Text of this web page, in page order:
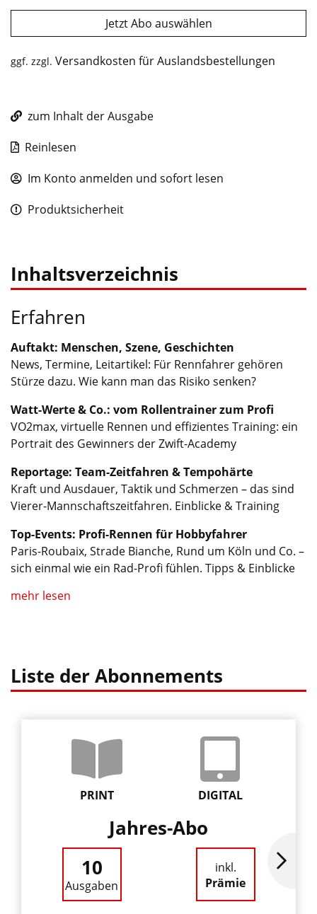
Jetzt Abo auswählen
ggf. zzgl. Versandkosten für Auslandsbestellungen
zum Inhalt der Ausgabe
Reinlesen
Im Konto anmelden und sofort lesen
Produktsicherheit
Inhaltsverzeichnis
Erfahren
Auftakt: Menschen, Szene, Geschichten
News, Termine, Leitartikel: Für Rennfahrer gehören
Stürze dazu. Wie kann man das Risiko senken?
Watt-Werte & Co.: vom Rollentrainer zum Profi
VO2max, virtuelle Rennen und effizientes Training: ein
Portrait des Gewinners der Zwift-Academy
Reportage: Team-Zeitfahren & Tempohärte
Kraft und Ausdauer, Taktik und Schmerzen – das sind
Vierer-Mannschaftszeitfahren. Einblicke & Training
Top-Events: Profi-Rennen für Hobbyfahrer
Paris-Roubaix, Strade Bianche, Rund um Köln und Co. –
sich einmal wie ein Rad-Profi fühlen. Tipps & Einblicke
mehr lesen
Liste der Abonnements
PRINT DIGITAL
Jahres-Abo
10
Ausgaben
inkl.
Prämie